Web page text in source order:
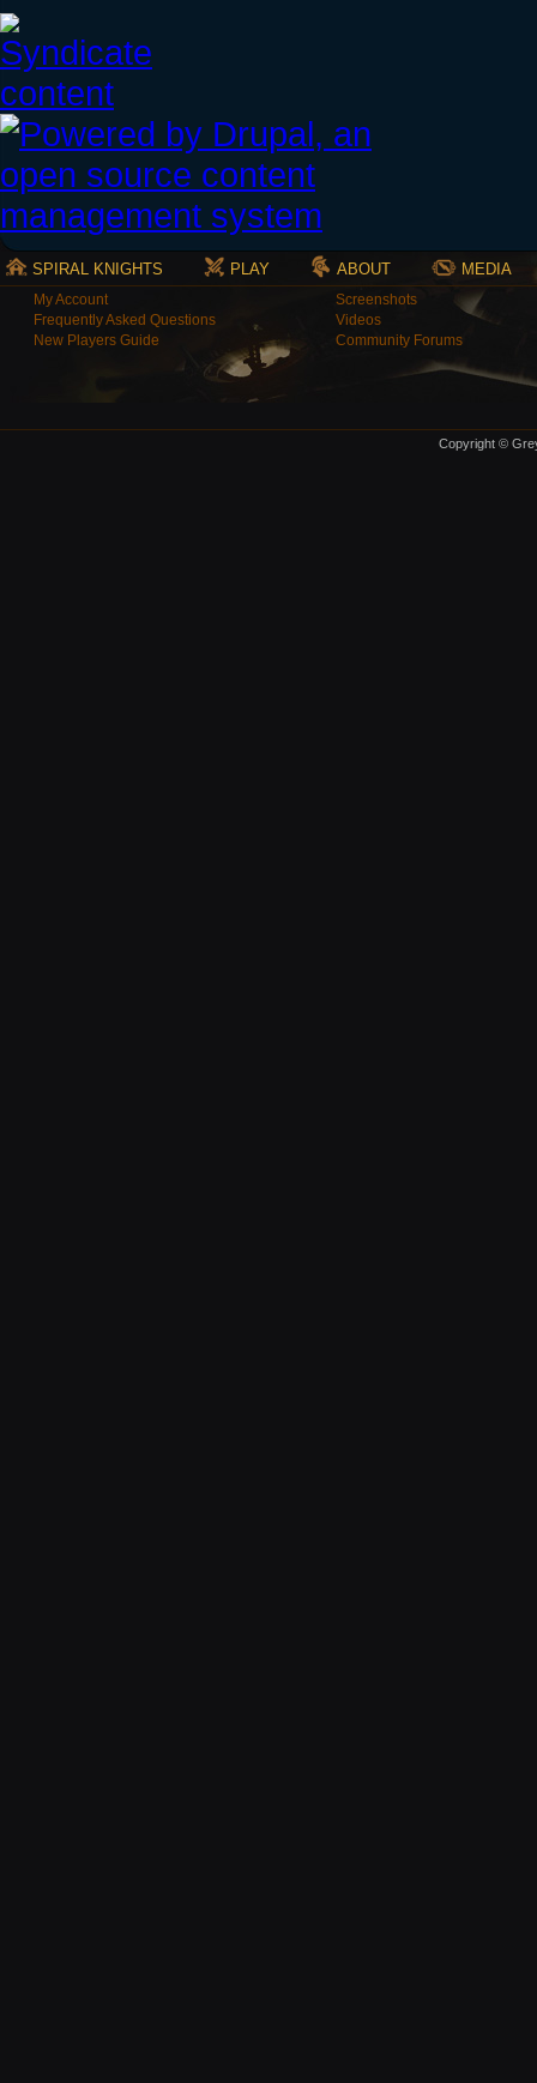
SPIRAL KNIGHTS PLAY ABOUT MEDIA
My Account
Frequently Asked Questions
New Players Guide
Screenshots
Videos
Community Forums
Copyright ©